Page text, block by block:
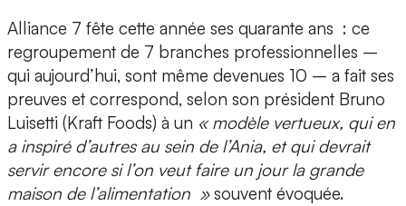
Alliance 7 fête cette année ses quarante ans : ce
regroupement de 7 branches professionnelles –
qui aujourd’hui, sont même devenues 10 – a fait ses
preuves et correspond, selon son président Bruno
Luisetti (Kraft Foods) à un « modèle vertueux, qui en
a inspiré d’autres au sein de l’Ania, et qui devrait
servir encore si l’on veut faire un jour la grande
maison de l’alimentation »souvent évoquée.